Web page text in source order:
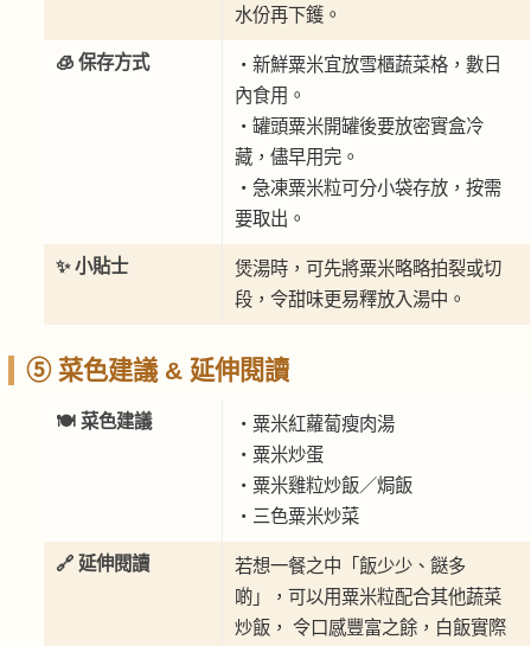
水份再下鑊。
🧊 保存方式
・新鮮粟米宜放雪櫃蔬菜格，數日
內食用。
・罐頭粟米開罐後要放密實盒冷
藏，儘早用完。
・急凍粟米粒可分小袋存放，按需
要取出。
✨ 小貼士
煲湯時，可先將粟米略略拍裂或切
段，令甜味更易釋放入湯中。
⑤ 菜色建議 & 延伸閱讀
🍽 菜色建議
・粟米紅蘿蔔瘦肉湯
・粟米炒蛋
・粟米雞粒炒飯／焗飯
・三色粟米炒菜
🔗 延伸閱讀
若想一餐之中「飯少少、餸多
啲」，可以用粟米粒配合其他蔬菜
炒飯， 令口感豐富之餘，白飯實際